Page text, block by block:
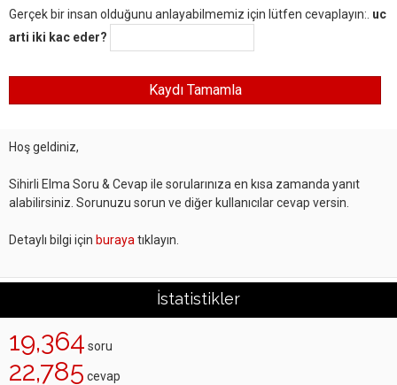
Gerçek bir insan olduğunu anlayabilmemiz için lütfen cevaplayın:. uc
arti iki kac eder?
Hoş geldiniz,
Sihirli Elma Soru & Cevap ile sorularınıza en kısa zamanda yanıt
alabilirsiniz. Sorunuzu sorun ve diğer kullanıcılar cevap versin.
Detaylı bilgi için buraya tıklayın.
İstatistikler
19,364 soru
22,785 cevap